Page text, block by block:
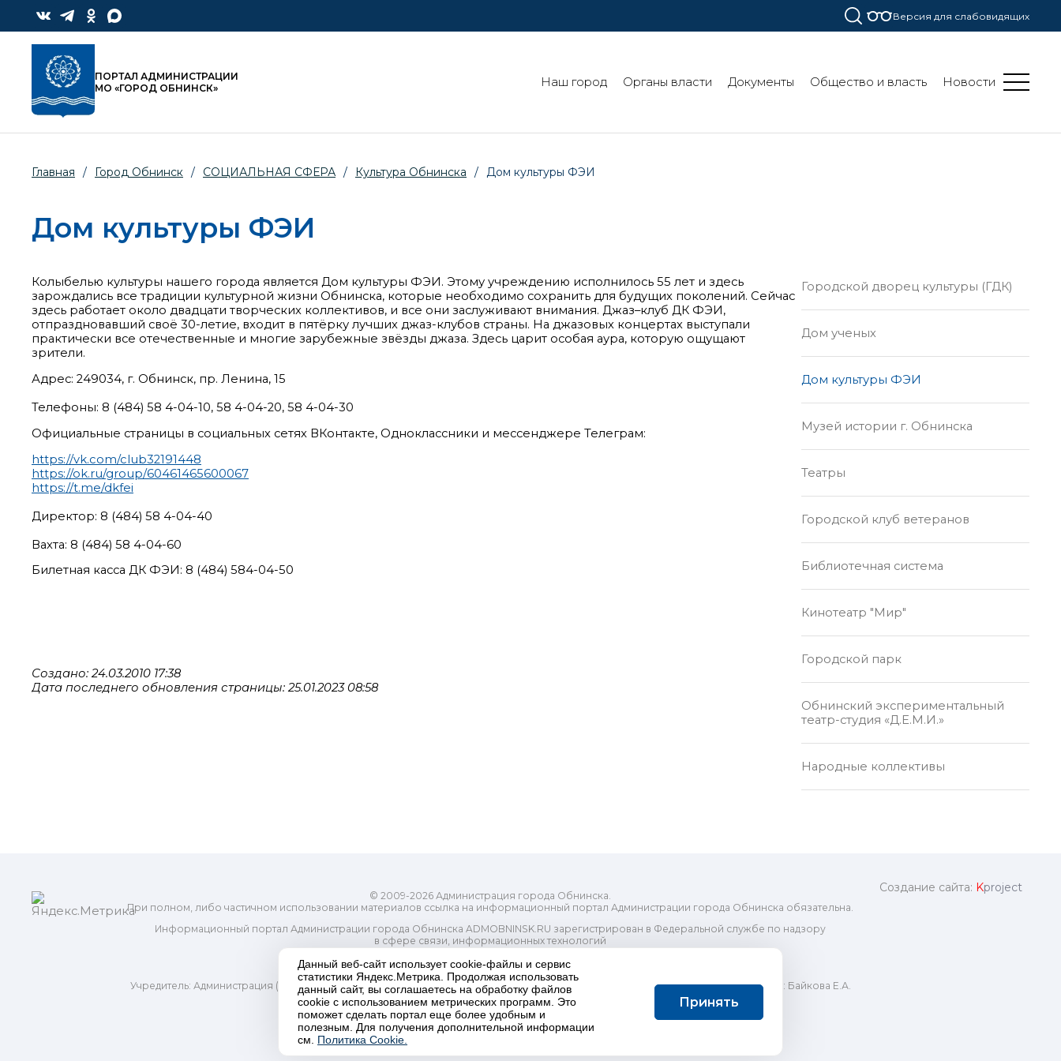
Версия для слабовидящих
ПОРТАЛ АДМИНИСТРАЦИИ
МО «ГОРОД ОБНИНСК»
Наш город Органы власти Документы Общество и власть Новости
Главная / Город Обнинск / СОЦИАЛЬНАЯ СФЕРА / Культура Обнинска / Дом культуры ФЭИ
Дом культуры ФЭИ
Колыбелью культуры нашего города является Дом культуры ФЭИ. Этому учреждению исполнилось 55 лет и здесь
зарождались все традиции культурной жизни Обнинска, которые необходимо сохранить для будущих поколений. Сейчас
здесь работает около двадцати творческих коллективов, и все они заслуживают внимания. Джаз–клуб ДК ФЭИ,
отпраздновавший своё 30-летие, входит в пятёрку лучших джаз-клубов страны. На джазовых концертах выступали
практически все отечественные и многие зарубежные звёзды джаза. Здесь царит особая аура, которую ощущают
зрители.
Адрес: 249034, г. Обнинск, пр. Ленина, 15
Телефоны: 8 (484) 58 4-04-10, 58 4-04-20, 58 4-04-30
Официальные страницы в социальных сетях ВКонтакте, Одноклассники и мессенджере Телеграм:
https://vk.com/club32191448
https://ok.ru/group/60461465600067
https://t.me/dkfei
Директор: 8 (484) 58 4-04-40
Вахта: 8 (484) 58 4-04-60
Билетная касса ДК ФЭИ: 8 (484) 584-04-50
Создано: 24.03.2010 17:38
Дата последнего обновления страницы: 25.01.2023 08:58
Городской дворец культуры (ГДК)
Дом ученых
Дом культуры ФЭИ
Музей истории г. Обнинска
Театры
Городской клуб ветеранов
Библиотечная система
Кинотеатр "Мир"
Городской парк
Обнинский экспериментальный
театр-студия «Д.Е.М.И.»
Народные коллективы
© 2009-2026 Администрация города Обнинска.
При полном, либо частичном использовании материалов ссылка на информационный портал Администрации города Обнинска обязательна.
Информационный портал Администрации города Обнинска ADMOBNINSK.RU зарегистрирован в Федеральной службе по надзору
в сфере связи, информационных технологий
Свидетельство о регистрации Эл № ФС77-73321
Учредитель: Администрация (исполнительно-распорядительный орган) городского округа "Город Обнинск". Главный редактор: Байкова Е.А.
Адрес электронной почты Редакции: redactor@admobninsk.ru
Телефон Редакции: +7 (484) 395-85-85
Настоящий ресурс содержит материалы 18+
Политика в отношении обработки персональных данных
Создание сайта: Kproject
Данный веб-сайт использует cookie-файлы и сервис
статистики Яндекс.Метрика. Продолжая использовать
данный сайт, вы соглашаетесь на обработку файлов
cookie с использованием метрических программ. Это
поможет сделать портал еще более удобным и
полезным. Для получения дополнительной информации
см. Политика Cookie.
Принять